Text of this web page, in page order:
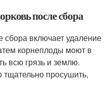
после сбора
сбора включает удаление
корнеплоды моют в
всю грязь и землю.
тщательно просушить,